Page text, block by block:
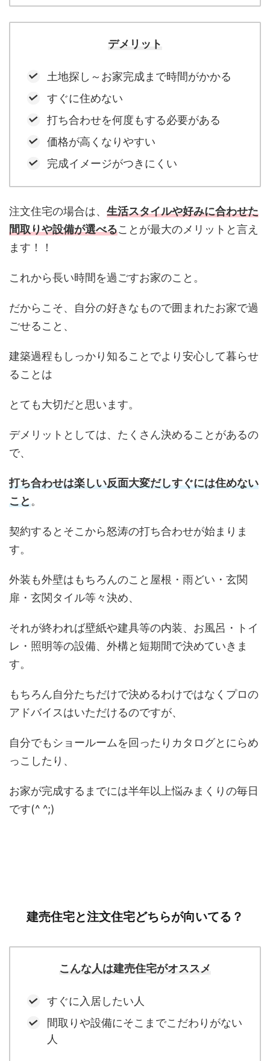
デメリット
土地探し～お家完成まで時間がかかる
すぐに住めない
打ち合わせを何度もする必要がある
価格が高くなりやすい
完成イメージがつきにくい
注文住宅の場合は、 生活スタイルや好みに合わせた
間取りや設備が選べることが最大のメリットと言え
ます！！
これから長い時間を過ごすお家のこと。
だからこそ、自分の好きなもので囲まれたお家で過
ごせること、
建築過程もしっかり知ることでより安心して暮らせ
ることは
とても大切だと思います。
デメリットとしては、たくさん決めることがあるの
で、
打ち合わせは楽しい反面大変だしすぐには住めない
こと。
契約するとそこから怒涛の打ち合わせが始まりま
す。
外装も外壁はもちろんのこと屋根・雨どい・玄関
扉・玄関タイル等々決め、
それが終われば壁紙や建具等の内装、お風呂・トイ
レ・照明等の設備、外構と短期間で決めていきま
す。
もちろん自分たちだけで決めるわけではなくプロの
アドバイスはいただけるのですが、
自分でもショールームを回ったりカタログとにらめ
っこしたり、
お家が完成するまでには半年以上悩みまくりの毎日
です(^ ^;)
建売住宅と注文住宅どちらが向いてる？
こんな人は建売住宅がオススメ
すぐに入居したい人
間取りや設備にそこまでこだわりがない
人